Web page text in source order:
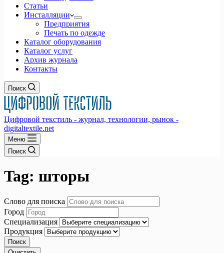
Статьи
Инсталляции
Предприятия
Печать по одежде
Каталог оборудования
Каталог услуг
Архив журнала
Контакты
Поиск
Цифровой текстиль - журнал, технологии, рынок -
digitaltextile.net
Меню
Поиск
Tag: шторы
Слово для поиска
Город
Специализация
Продукция